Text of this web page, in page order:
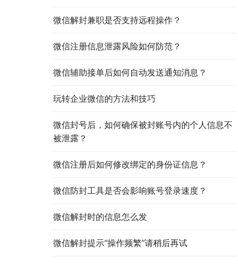
微信解封兼职是否支持远程操作？
微信注册信息泄露风险如何防范？
微信辅助接单后如何自动发送通知消息？
玩转企业微信的方法和技巧
微信封号后，如何确保被封账号内的个人信息不
被泄露？
微信注册后如何修改绑定的身份证信息？
微信防封工具是否会影响账号登录速度？
微信解封时的信息怎么发
微信解封提示“操作频繁”请稍后再试